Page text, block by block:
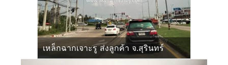
เหล็กฉากเจาะรู ส่งลูกค้า จ.สุรินทร์